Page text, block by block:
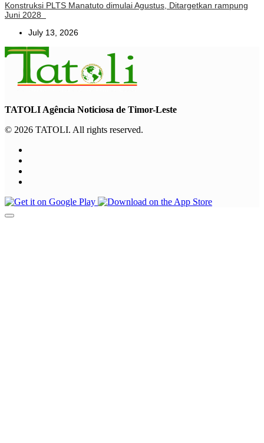
Konstruksi PLTS Manatuto dimulai Agustus, Ditargetkan rampung
Juni 2028
July 13, 2026
TATOLI Agência Noticiosa de Timor-Leste
© 2026 TATOLI. All rights reserved.